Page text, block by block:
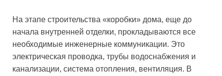
На этапе строительства «коробки» дома, еще до
начала внутренней отделки, прокладываются все
необходимые инженерные коммуникации. Это
электрическая проводка, трубы водоснабжения и
канализации, система отопления, вентиляция. В